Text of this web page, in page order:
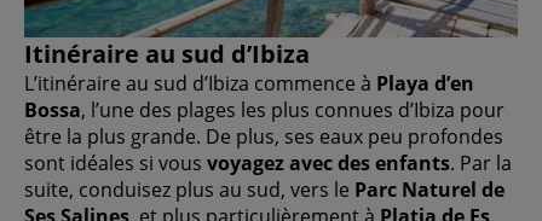
Itinéraire au sud d’Ibiza
L’itinéraire au sud d’Ibiza commence à Playa d’en
Bossa, l’une des plages les plus connues d’Ibiza pour
être la plus grande. De plus, ses eaux peu profondes
sont idéales si vous voyagez avec des enfants. Par la
suite, conduisez plus au sud, vers le Parc Naturel de